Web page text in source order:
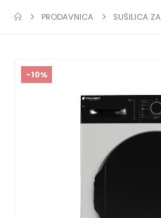
PRODAVNICA SUŠILICA
-10%